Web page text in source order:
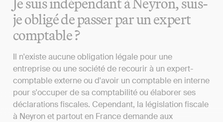
je obligé de passer par un expert
comptable ?
Il n'existe aucune obligation légale pour une
entreprise ou une société de recourir à un expert-
comptable externe ou d'avoir un comptable en interne
pour s'occuper de sa comptabilité ou élaborer ses
déclarations fiscales. Cependant, la législation fiscale
à Neyron et partout en France demande aux